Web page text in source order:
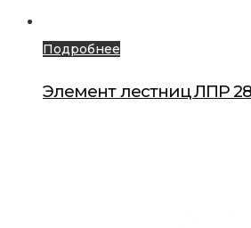
Подробнее
Элемент лестниц ЛПР 28-